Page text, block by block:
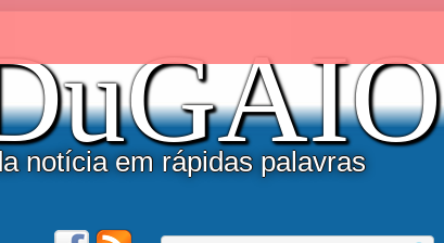
notícia em rápidas palavras